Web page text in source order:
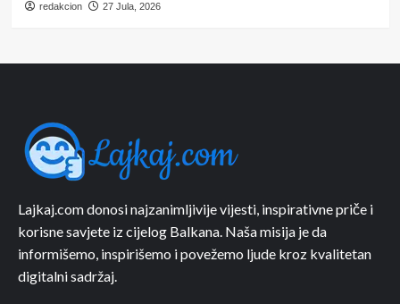
redakcion 27 Jula, 2026
Lajkaj.com donosi najzanimljivije vijesti, inspirativne priče i
korisne savjete iz cijelog Balkana. Naša misija je da
informišemo, inspirišemo i povežemo ljude kroz kvalitetan
digitalni sadržaj.